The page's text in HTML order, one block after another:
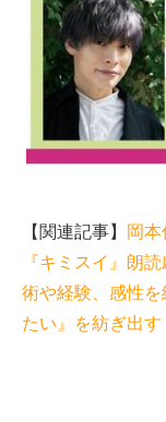
【関連記事】
岡
『キミスイ』朗
術や経験、感性
たい』を紡ぎ出す